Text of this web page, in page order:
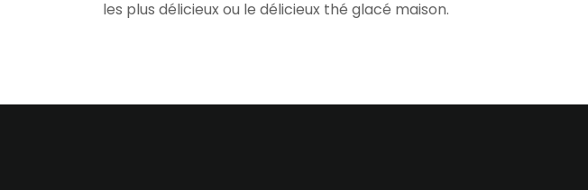
les plus délicieux ou le délicieux thé glacé maison.